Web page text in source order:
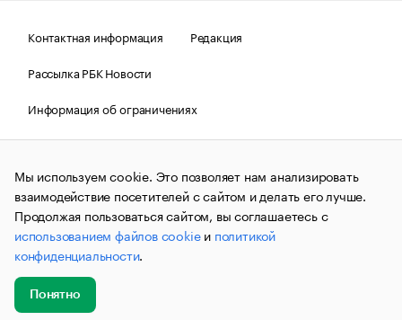
Контактная информация
Редакция
Рассылка РБК Новости
Информация об ограничениях
Правовая информация
О соблюдении авторских прав
© АО «РОСБИЗНЕСКОНСАЛТИНГ»,1995–2026.Сообщения
и материалы информационного агентства «РБК»
(зарегистрировано Федеральной службой по надзору в сфере
связи, информационных технологий и массовых
коммуникаций (Роскомнадзор) 09.12.2015 за номером ИА
№ФС77-63848) сопровождаются пометкой «РБК». Отдельные
публикации могут содержать информацию,
не предназначенную для пользователей
до 18 лет.
Мы используем cookie. Это позволяет нам анализировать
взаимодействие посетителей с сайтом и делать его лучше.
Продолжая пользоваться сайтом, вы соглашаетесь с
использованием файлов cookieи политикой
конфиденциальности.
Понятно